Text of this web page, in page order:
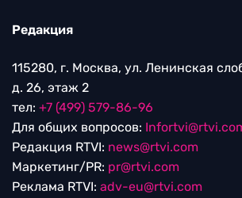
Редакция
115280, г. Москва, ул. Ленинская
д. 26, этаж 2
тел: +7 (499) 579-86-96
Для общих вопросов:
Редакция RTVI: news@rtvi.com
Маркетинг/PR: pr@rtvi.com
Реклама RTVI: adv-eu@rtvi.com